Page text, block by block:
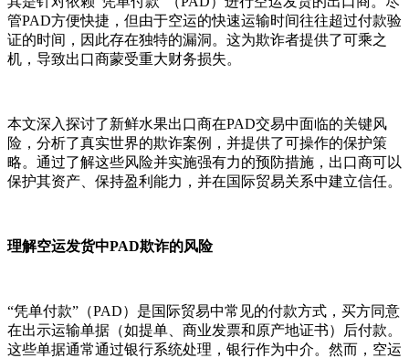
管PAD方便快捷，但由于空运的快速运输时间往往超过付款验
证的时间，因此存在独特的漏洞。这为欺诈者提供了可乘之
机，导致出口商蒙受重大财务损失。
本文深入探讨了新鲜水果出口商在PAD交易中面临的关键风
险，分析了真实世界的欺诈案例，并提供了可操作的保护策
略。通过了解这些风险并实施强有力的预防措施，出口商可以
保护其资产、保持盈利能力，并在国际贸易关系中建立信任。
理解空运发货中PAD欺诈的风险
“凭单付款”（PAD）是国际贸易中常见的付款方式，买方同意
在出示运输单据（如提单、商业发票和原产地证书）后付款。
这些单据通常通过银行系统处理，银行作为中介。然而，空运